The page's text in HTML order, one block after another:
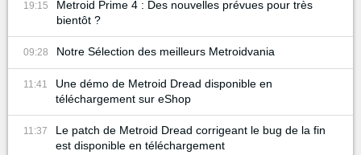
19:15
Metroid Prime 4 : Des nouvelles prévues pour très
bientôt ?
09:28 Notre Sélection des meilleurs Metroidvania
11:41
Une démo de Metroid Dread disponible en
téléchargement sur eShop
11:37
Le patch de Metroid Dread corrigeant le bug de la fin
est disponible en téléchargement